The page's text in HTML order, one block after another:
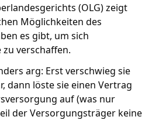
(OLG) zeigt
Möglichkeiten des
es gibt, um sich
verschaffen.
arg: Erst verschwieg sie
dann löste sie einen Vertrag
auf (was nur
der Versorgungsträger keine